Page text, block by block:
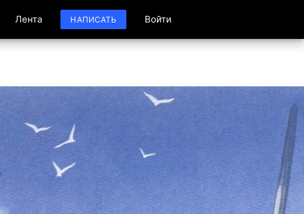
Лента НАПИСАТЬ Войти